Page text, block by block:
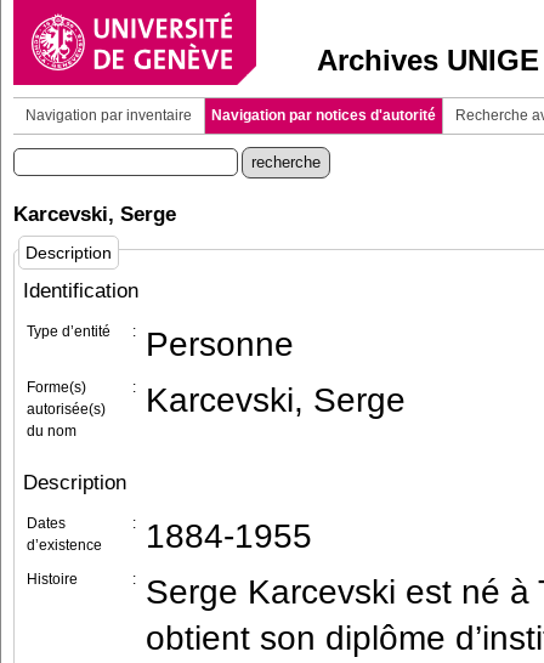
Archives UNIGE
Navigation par inventaire Navigation par notices d'autorité Recherche
Karcevski, Serge
Description
Identification
Type d’entité : Personne
Forme(s)
autorisée(s)
du nom
: Karcevski, Serge
Description
Dates
d’existence
: 1884-1955
Histoire :
Serge Karcevski est né
obtient son diplôme